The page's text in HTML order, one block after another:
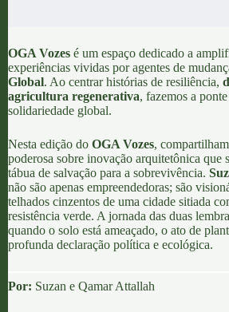
OGA Vozes é um espaço dedicado a
experiências vividas por agentes de
Global. Ao centrar histórias de resiliência,
agricultura regenerativa, fazemos a
solidariedade global.
Nesta edição do OGA Vozes,
poderosa sobre inovação arquitetônica que
tábua de salvação para a sobrevivência.
não são apenas empreendedoras; são
telhados cinzentos de uma cidade sitiada
resistência verde. A jornada das duas
quando o solo está ameaçado, o ato de
profunda declaração política e ecológica.
Por: Suzan e Qamar Attallah